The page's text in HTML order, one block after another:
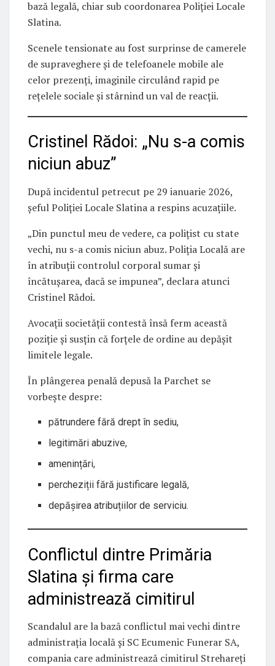
bază legală, chiar sub coordonarea Poliției Locale
Slatina.
Scenele tensionate au fost surprinse de camerele
de supraveghere și de telefoanele mobile ale
celor prezenți, imaginile circulând rapid pe
rețelele sociale și stârnind un val de reacții.
Cristinel Rădoi: „Nu s-a comis
niciun abuz”
După incidentul petrecut pe 29 ianuarie 2026,
șeful Poliției Locale Slatina a respins acuzațiile.
„Din punctul meu de vedere, ca polițist cu state
vechi, nu s-a comis niciun abuz. Poliția Locală are
în atribuții controlul corporal sumar și
încătușarea, dacă se impunea”, declara atunci
Cristinel Rădoi.
Avocații societății contestă însă ferm această
poziție și susțin că forțele de ordine au depășit
limitele legale.
În plângerea penală depusă la Parchet se
vorbește despre:
pătrundere fără drept în sediu,
legitimări abuzive,
amenințări,
percheziții fără justificare legală,
depășirea atribuțiilor de serviciu.
Conflictul dintre Primăria
Slatina și firma care
administrează cimitirul
Scandalul are la bază conflictul mai vechi dintre
administrația locală și SC Ecumenic Funerar SA,
compania care administrează cimitirul Strehareți